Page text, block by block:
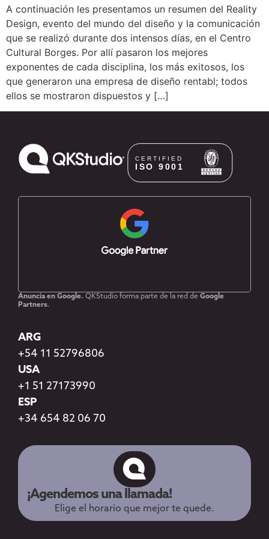
A continuación les presentamos un resumen del Reality
Design, evento del mundo del diseño y la comunicación
que se realizó durante dos intensos días, en el Centro
Cultural Borges. Por allí pasaron los mejores
exponentes de cada disciplina, los más exitosos, los
que generaron una empresa de diseño rentabl; todos
ellos se mostraron dispuestos y […]
Anuncia en Google. QKStudio forma parte de la red de Google
Partners.
ARG
+54 11 52796806
USA
+1 51 27173990
ESP
+34 654 82 06 70
¡Agendemos una llamada!
Elige el horario que mejor te quede.